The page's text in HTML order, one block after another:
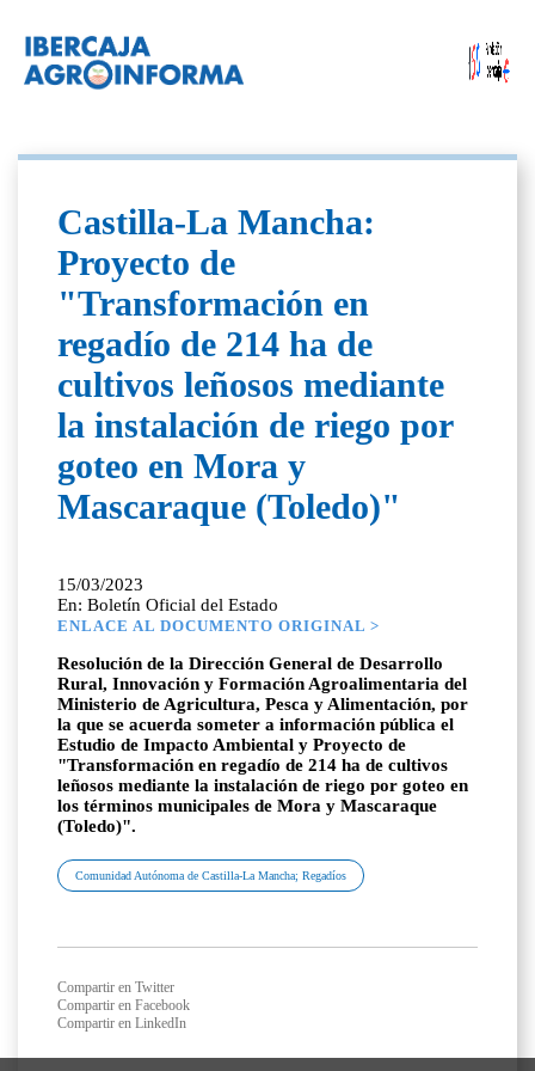
Castilla-La Mancha:
Proyecto de
"Transformación en
regadío de 214 ha de
cultivos leñosos mediante
la instalación de riego por
goteo en Mora y
Mascaraque (Toledo)"
15/03/2023
En: Boletín Oficial del Estado
ENLACE AL DOCUMENTO ORIGINAL >
Resolución de la Dirección General de Desarrollo
Rural, Innovación y Formación Agroalimentaria del
Ministerio de Agricultura, Pesca y Alimentación, por
la que se acuerda someter a información pública el
Estudio de Impacto Ambiental y Proyecto de
"Transformación en regadío de 214 ha de cultivos
leñosos mediante la instalación de riego por goteo en
los términos municipales de Mora y Mascaraque
(Toledo)".
Comunidad Autónoma de Castilla-La Mancha; Regadíos
Compartir en Twitter
Compartir en Facebook
Compartir en LinkedIn